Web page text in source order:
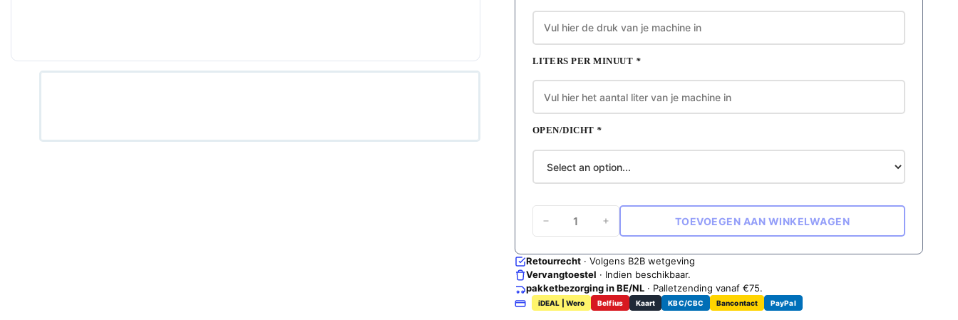
LITERS PER MINUUT *
OPEN/DICHT *
100
aantal
TOEVOEGEN AAN WINKELWAGEN
Retourrecht· Volgens B2B wetgeving
Vervangtoestel · Indien beschikbaar.
pakketbezorging in BE/NL· Palletzending vanaf €75.
iDEAL | Wero Belfius Kaart KBC/CBC Bancontact PayPal